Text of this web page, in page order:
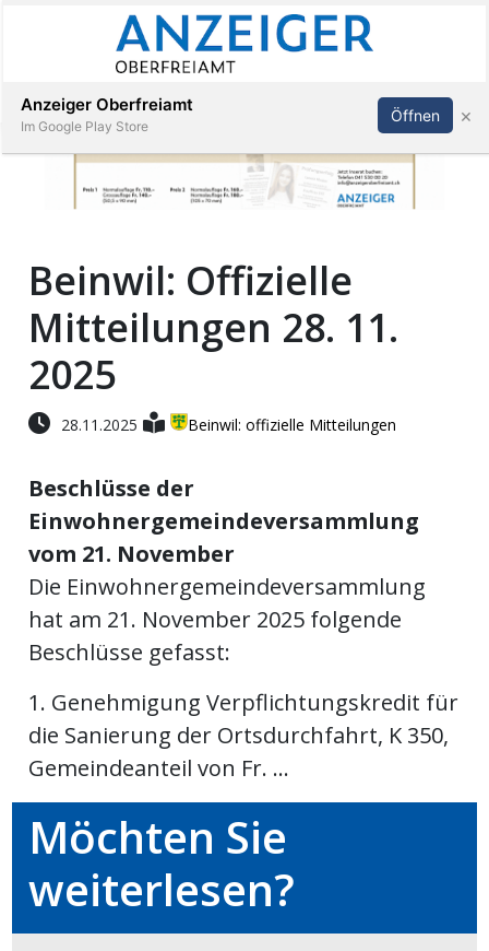
Veranstaltungen
Stellen
Paper
App
Auw
Auw:
Mitteilungen
Abonnieren Anmelden
Beinwil: Offizielle
Mitteilungen 28. 11.
2025
28.11.2025 Beinwil: offizielle Mitteilungen
Beschlüsse der
Einwohnergemeindeversammlung
vom 21. November
Die Einwohnergemeindeversammlung
hat am 21. November 2025 folgende
Beschlüsse gefasst:
1. Genehmigung Verpflichtungskredit für
die Sanierung der Ortsdurchfahrt, K 350,
Gemeindeanteil von Fr. ...
Möchten Sie
weiterlesen?
Anzeiger Oberfreiamt
Im Google Play Store
Öffnen ×